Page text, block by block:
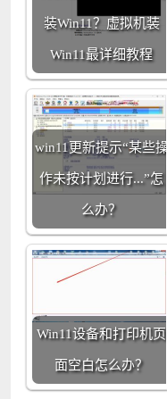
装Win11？虚拟机装
Win11最详细教程
win11更新提示“某些操
作未按计划进行...”怎
么办？
Win11设备和打印机页
面空白怎么办？